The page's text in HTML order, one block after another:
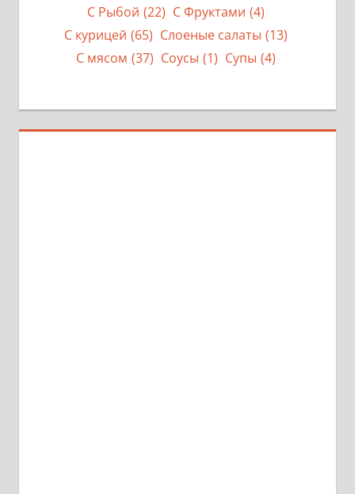
С Рыбой (22) С Фруктами (4)
С курицей (65) Слоеные салаты (13)
С мясом (37) Соусы (1) Супы (4)